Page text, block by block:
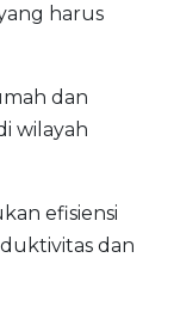
harus
dan
wilayah
efisiensi
dan